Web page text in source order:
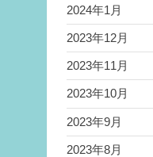
2024年1月
2023年12月
2023年11月
2023年10月
2023年9月
2023年8月